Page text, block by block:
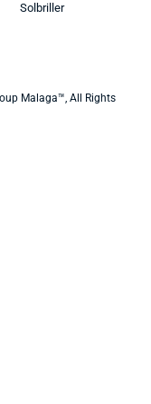
Solbriller
Malaga™, All Rights